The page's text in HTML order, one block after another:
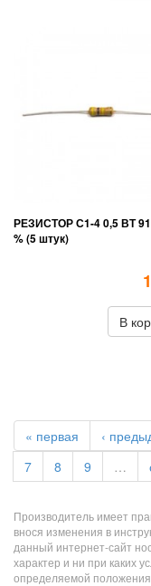
РЕЗИСТОР С1-4 0,5 ВТ
% (5 штук)
В
« первая ‹
7
8 9 …
Производитель имеет
внося изменения в
данный интернет-сайт
характер и ни при каких
определяемой